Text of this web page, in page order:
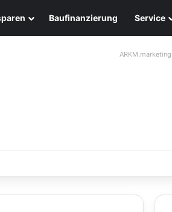
Baufinanzierung Service
ARKM.marketing
für Ihr Zuhause